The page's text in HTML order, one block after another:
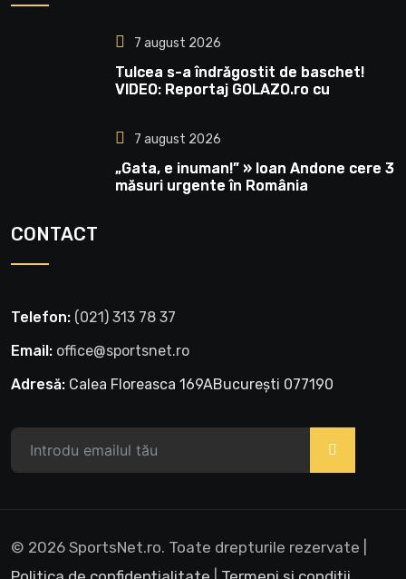
7 august 2026
Tulcea s-a îndrăgostit de baschet!
VIDEO: Reportaj GOLAZO.ro cu
care au făcut înconjurul lumii
7 august 2026
„Gata, e inuman!” » Ioan Andone cere 3
măsuri urgente în România
CONTACT
Telefon: ‭(021) 313 78 37‬
Email: office@sportsnet.ro
Adresă: Calea Floreasca 169ABucurești 077190
>
© 2026 SportsNet.ro. Toate drepturile rezervate |